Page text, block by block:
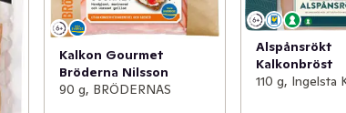
Kalkon Gourmet
Bröderna Nilsson
90 g, BRÖDERNAS
Alspånsrökt
Kalkonbröst
110 g, Ingelsta